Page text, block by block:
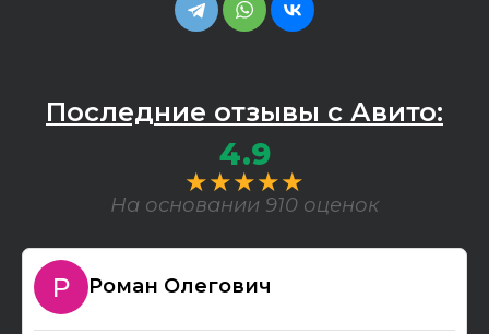
Последние отзывы с Авито:
4.9
★★★★★
На основании 910 оценок
Роман Олегович